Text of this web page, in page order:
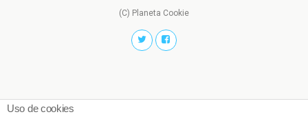
(C) Planeta Cookie
Uso de cookies